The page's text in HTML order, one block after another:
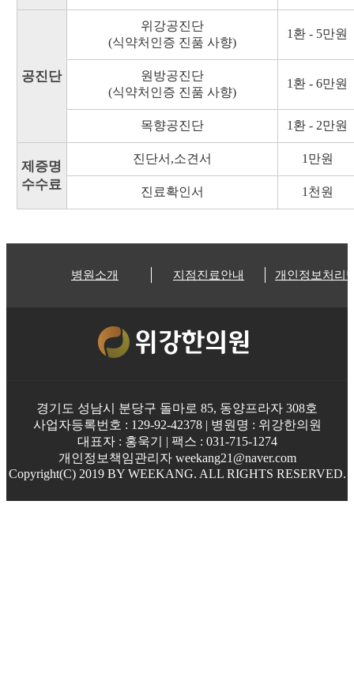
공진단
위강공진단
(식약처인증 진품 사향)
1환 - 5만원
원방공진단
(식약처인증 진품 사향)
1환 - 6만원
목향공진단 1환 - 2만원
제증명
수수료
진단서,소견서 1만원
진료확인서 1천원
병원소개 지점진료안내 개인정보처리
경기도 성남시 분당구 돌마로 85, 동양프라자 308호
사업자등록번호 : 129-92-42378 | 병원명 : 위강한의원
대표자 : 홍욱기 | 팩스 : 031-715-1274
개인정보책임관리자 weekang21@naver.com
Copyright(C) 2019 BY WEEKANG. ALL RIGHTS RESERVED.